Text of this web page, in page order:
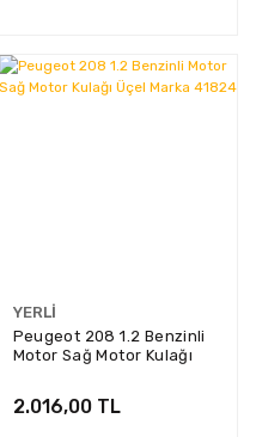
YERLI
Peugeot 208 1.2 Benzinli
Motor Sağ Motor Kulağı
2.016,00 TL